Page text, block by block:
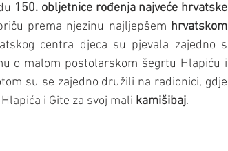
150. obljetnice rođenja najveće hrvatske
prema njezinu najljepšem hrvatskom
centra djeca su pjevala zajedno s
o malom postolarskom šegrtu Hlapiću i
su se zajedno družili na radionici, gdje
i Gite za svoj mali kamišibaj.